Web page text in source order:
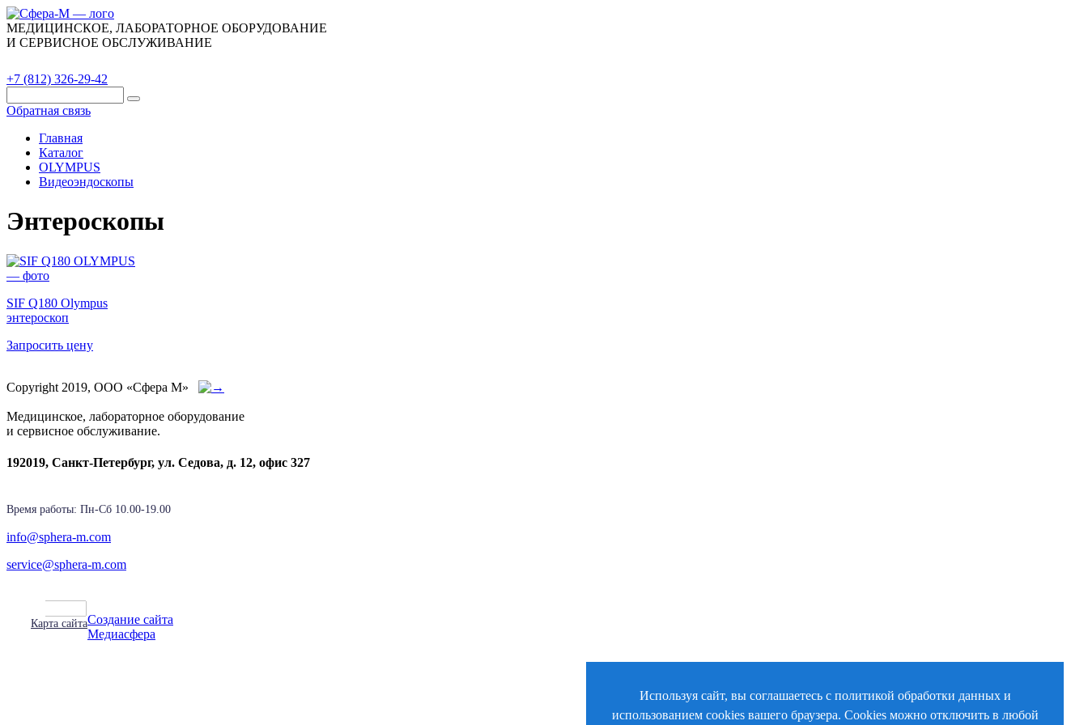
Используя сайт, вы соглашаетесь с политикой обработки данных и
использованием cookies вашего браузера. Cookies можно отключить в любой
МЕДИЦИНСКОЕ, ЛАБОРАТОРНОЕ ОБОРУДОВАНИЕ
И СЕРВИСНОЕ ОБСЛУЖИВАНИЕ
+7 (812) 326-29-42
Обратная связь
Главная
Каталог
OLYMPUS
Видеоэндоскопы
Энтероскопы
SIF Q180 Olympus
энтероскоп
Запросить цену
Copyright 2019, ООО «Сфера М»
Медицинское, лабораторное оборудование
и сервисное обслуживание.
192019, Санкт-Петербург, ул. Седова, д. 12, офис 327
Время работы: Пн-Cб 10.00-19.00
info@sphera-m.com
service@sphera-m.com
Карта сайтаСоздание сайта
Медиасфера